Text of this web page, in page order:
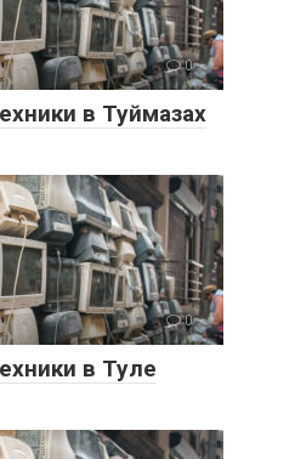
0
в Туймазах
0
в Туле